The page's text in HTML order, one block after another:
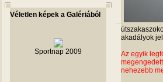
Véletlen képek a Galériából
Sportnap 2009
akadályok
Az egyik
nehezebb